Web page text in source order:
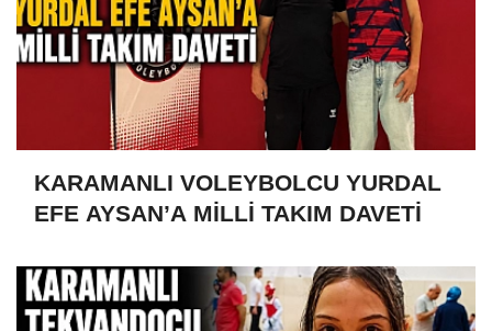
KARAMANLI VOLEYBOLCU YURDAL
EFE AYSAN’A MİLLİ TAKIM DAVETİ